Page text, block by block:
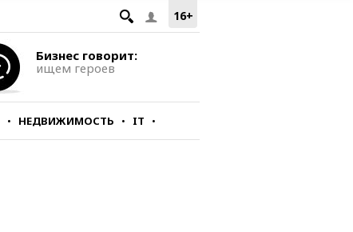
16+
Бизнес говорит:
ищем героев
НЕДВИЖИМОСТЬ IT